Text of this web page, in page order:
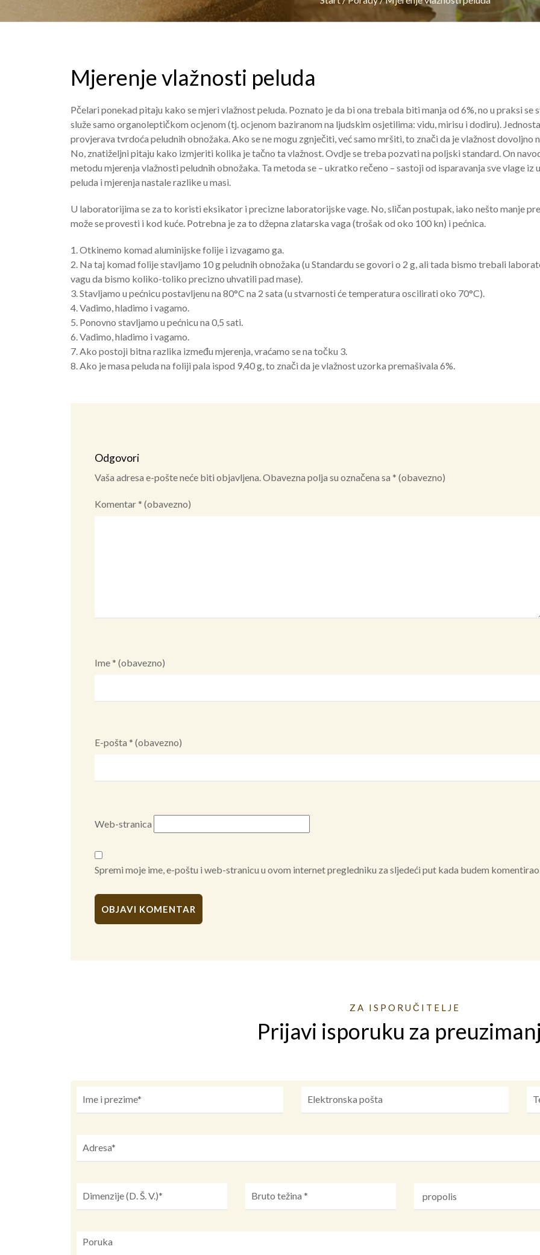
Mjerenje vlažnosti peluda
Pčelari ponekad pitaju kako se mjeri vlažnost peluda. Poznato je da bi ona trebala biti manja od 6%, no u praksi se
služe samo organoleptičkom ocjenom (tj. ocjenom baziranom na ljudskim osjetilima: vidu, mirisu i dodiru).
provjerava tvrdoća peludnih obnožaka. Ako se ne mogu zgnječiti, već samo mršiti, to znači da je vlažnost dovoljno
No, znatiželjni pitaju kako izmjeriti kolika je tačno ta vlažnost. Ovdje se treba pozvati na poljski standard. On
metodu mjerenja vlažnosti peludnih obnožaka. Ta metoda se – ukratko rečeno – sastoji od isparavanja sve vlage iz
peluda i mjerenja nastale razlike u masi.
U laboratorijima se za to koristi eksikator i precizne laboratorijske vage. No, sličan postupak, iako nešto manje
može se provesti i kod kuće. Potrebna je za to džepna zlatarska vaga (trošak od oko 100 kn) i pećnica.
1. Otkinemo komad aluminijske folije i izvagamo ga.
2. Na taj komad folije stavljamo 10 g peludnih obnožaka (u Standardu se govori o 2 g, ali tada bismo trebali
vagu da bismo koliko-toliko precizno uhvatili pad mase).
3. Stavljamo u pećnicu postavljenu na 80°C na 2 sata (u stvarnosti će temperatura oscilirati oko 70°C).
4. Vadimo, hladimo i vagamo.
5. Ponovno stavljamo u pećnicu na 0,5 sati.
6. Vadimo, hladimo i vagamo.
7. Ako postoji bitna razlika između mjerenja, vraćamo se na točku 3.
8. Ako je masa peluda na foliji pala ispod 9,40 g, to znači da je vlažnost uzorka premašivala 6%.
Odgovori
Vaša adresa e-pošte neće biti objavljena.Obavezna polja su označena sa * (obavezno)
Komentar* (obavezno)
Ime* (obavezno)
E-pošta * (obavezno)
Web-stranica
Spremi moje ime, e-poštu i web-stranicu u ovom internet pregledniku za sljedeći put kada budem
ZA ISPORUČITELJE
Prijavi isporuku za